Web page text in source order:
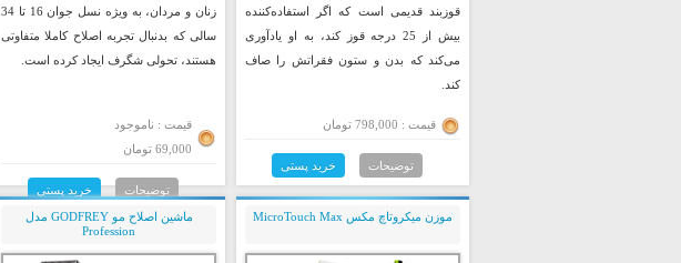
قوزبند قدیمی است که اگر استفاده‌کننده
بیش از 25 درجه قوز کند، به او یادآوری
می‌کند که بدن و ستون فقراتش را صاف
کند.
قیمت : 798,000 تومان
توضیحات خرید پستی
زنان و مردان، به ویژه نسل جوان 16 تا 34
سالی که بدنبال تجربه اصلاح کاملا متفاوتی
هستند، تحولی شگرف ایجاد کرده است.
قیمت : ناموجود
69,000 تومان
توضیحات خرید پستی
موزن میکروتاچ مکس MicroTouch Max
ماشین اصلاح مو GODFREY مدل
Profession